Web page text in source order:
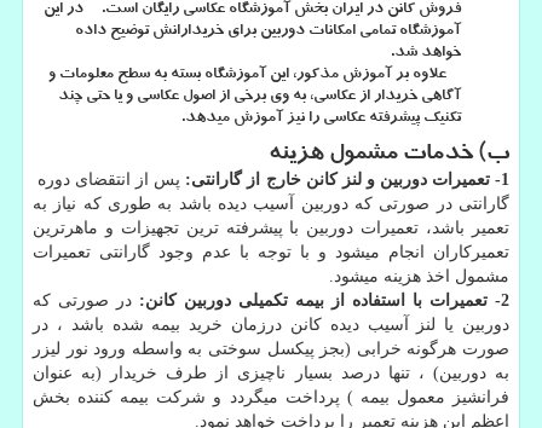
فروش کانن در ایران بخش آموزشگاه عکاسی رایگان است. در این
آموزشگاه تمامی امکانات دوربین برای خریدارانش توضیح داده
خواهد شد.
علاوه بر آموزش مذکور، این آموزشگاه بسته به سطح معلومات و
آگاهی خریدار از عکاسی، به وی برخی از اصول عکاسی و یا حتی چند
تکنیک پیشرفته عکاسی را نیز آموزش میدهد.
ب) خدمات مشمول هزینه
1- تعمیرات دوربین و لنز کانن خارج از گارانتی:
پس از انتقضای دوره
گارانتی در صورتی که دوربین آسیب دیده باشد به طوری که نیاز به
تعمیر باشد، تعمیرات دوربین با پیشرفته ترین تجهیزات و ماهرترین
تعمیرکاران انجام میشود و با توجه با عدم وجود گارانتی تعمیرات
مشمول اخذ هزینه میشود.
2- تعمیرات با استفاده از بیمه تکمیلی دوربین کانن:
در صورتی که
دوربین یا لنز آسیب دیده کانن درزمان خرید بیمه شده باشد ، در
صورت هرگونه خرابی (بجز پیکسل سوختی به واسطه ورود نور لیزر
به دوربین) ، تنها درصد بسیار ناچیزی از طرف خریدار (به عنوان
فرانشیز معمول بیمه ) پرداخت میگردد و شرکت بیمه کننده بخش
اعظم این هزینه تعمیر را پرداخت خواهد نمود.